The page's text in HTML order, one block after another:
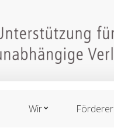
Wir Förderer